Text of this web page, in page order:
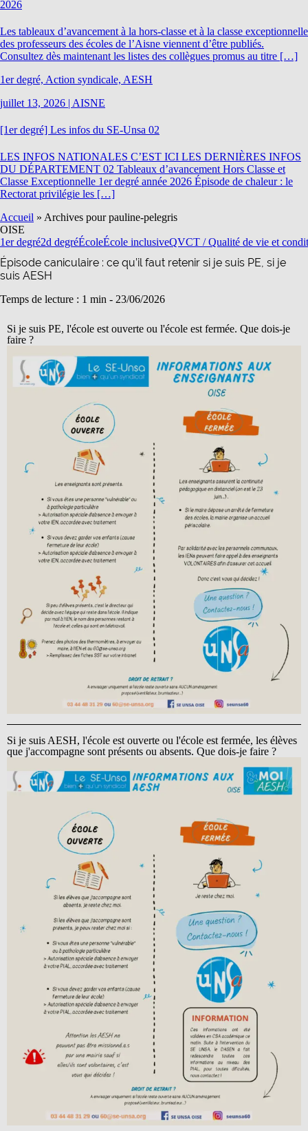
2026
Les tableaux d’avancement à la hors-classe et à la classe exceptionnelle
des professeurs des écoles de l’Aisne viennent d’être publiés.
Consultez dès maintenant les listes des collègues promus au titre […]
1er degré, Action syndicale, AESH
juillet 13, 2026 | AISNE
[1er degré] Les infos du SE-Unsa 02
LES INFOS NATIONALES C’EST ICI LES DERNIÈRES INFOS
DU DÉPARTEMENT 02 Tableaux d’avancement Hors Classe et
Classe Exceptionnelle 1er degré année 2026 Épisode de chaleur : le
Rectorat privilégie les […]
Accueil » Archives pour pauline-pelegris
OISE
1er degré2d degréÉcoleÉcole inclusiveQVCT / Qualité de vie et
Épisode caniculaire : ce qu’il faut retenir si je suis PE, si je
suis AESH
Temps de lecture : 1 min - 23/06/2026
Si je suis PE, l'école est ouverte ou l'école est fermée. Que dois-je
faire ?
Si je suis AESH, l'école est ouverte ou l'école est fermée, les élèves
que j'accompagne sont présents ou absents. Que dois-je faire ?